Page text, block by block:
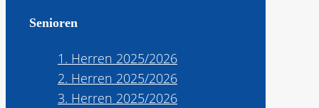
Senioren
1. Herren 2025/2026
2. Herren 2025/2026
3. Herren 2025/2026